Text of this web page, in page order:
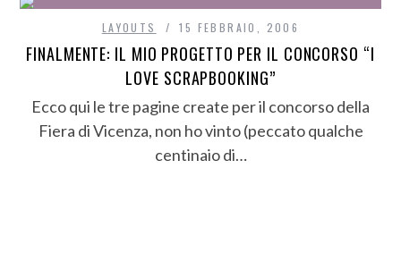
LAYOUTS 15 FEBBRAIO, 2006
FINALMENTE: IL MIO PROGETTO PER IL CONCORSO “I
LOVE SCRAPBOOKING”
Ecco qui le tre pagine create per il concorso della
Fiera di Vicenza, non ho vinto (peccato qualche
centinaio di…